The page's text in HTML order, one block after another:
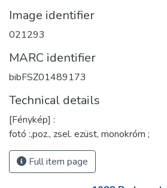
Image identifier
021293
MARC identifier
bibFSZ01489173
Technical details
[Fénykép] :
fotó :,poz., zsel. ezüst, monokróm ;
Full item page